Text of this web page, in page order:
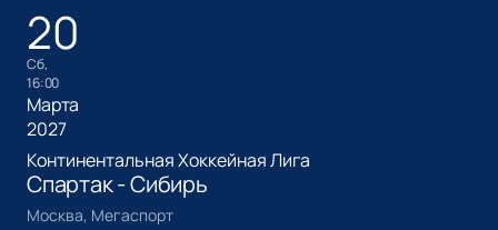
20
сб,
16:00
Марта
2027
Континентальная Хоккейная Лига
Спартак - Сибирь
Москва, Мегаспорт